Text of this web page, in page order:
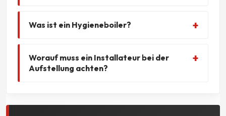
Was ist ein Hygieneboiler?
Worauf muss ein Installateur bei der
Aufstellung achten?